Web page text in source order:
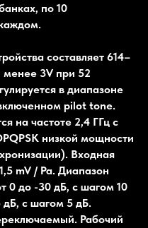
по 10
составляет 614–
менее 3V при 52
в диапазоне
pilot tone.
на частоте 2,4 ГГц с
низкой мощности
Входная
mV / Pa. Диапазон
0 до -30 дБ, с шагом 10
дБ, с шагом 5 дБ.
Рабочий